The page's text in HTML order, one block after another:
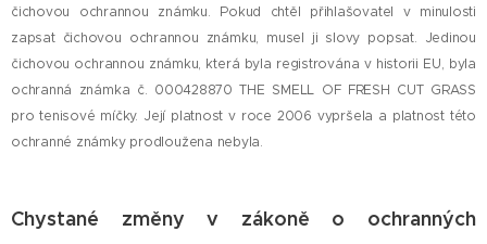
čichovou ochrannou známku. Pokud chtěl přihlašovatel v minulosti
zapsat čichovou ochrannou známku, musel ji slovy popsat. Jedinou
čichovou ochrannou známku, která byla registrována v historii EU, byla
ochranná známka č. 000428870 THE SMELL OF FRESH CUT GRASS
pro tenisové míčky. Její platnost v roce 2006 vypršela a platnost této
ochranné známky prodloužena nebyla.
Chystané změny v zákoně o ochranných